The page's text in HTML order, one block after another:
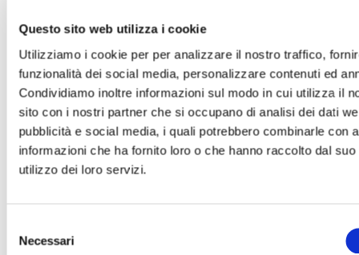
Questo sito web utilizza i cookie
Utilizziamo i cookie per per analizzare il nostro traffico,
funzionalità dei social media, personalizzare contenuti ed
Condividiamo inoltre informazioni sul modo in cui utilizza il
sito con i nostri partner che si occupano di analisi dei dati
pubblicità e social media, i quali potrebbero combinarle con
informazioni che ha fornito loro o che hanno raccolto dal suo
utilizzo dei loro servizi.
delNecessari
INVIA UN MESSAGGIO DI
CORDOGLIO
Compila il modulo con tutti i dati richiesti per
poter inviare le tue condoglianze.
Sarà nostra premura far pervenire alla famiglia